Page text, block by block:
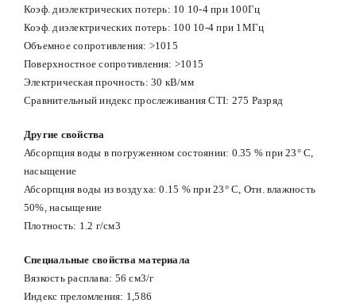
Коэф. диэлектрических потерь: 10 10-4 при 100Гц
Коэф. диэлектрических потерь: 100 10-4 при 1МГц
Объемное сопротивления: >1015
Поверхностное сопротивления: >1015
Электрическая прочность: 30 кВ/мм
Сравнительный индекс прослеживания CTI: 275 Разряд
Другие свойства
Абсорпция воды в погруженном состоянии: 0.35 % при 23° С,
насыщение
Абсорпция воды из воздуха: 0.15 % при 23° С, Отн. влажность
50%, насыщение
Плотность: 1.2 г/см3
Специальные свойства материала
Вязкость расплава: 56 см3/г
Индекс преломления: 1,586